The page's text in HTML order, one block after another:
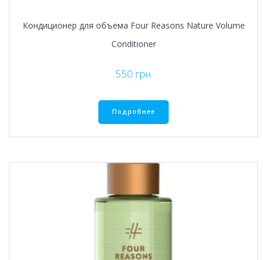
Кондиционер для объема Four Reasons Nature Volume
Conditioner
550 грн.
Подробнее